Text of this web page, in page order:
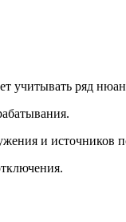
учитывать ряд
и источников